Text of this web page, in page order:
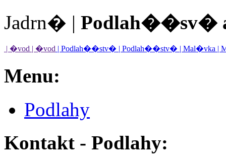
Jadrn� | Podlah��sv�
| �vod | �vod | Podlah��stv� | Podlah��stv� | Mal�vka |
Menu:
Podlahy
Kontakt - Podlahy: